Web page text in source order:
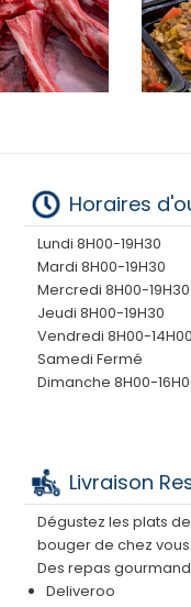
Horaires
Lundi 8H00-19H30
Mardi 8H00-19H30
Mercredi 8H00-19H30
Jeudi 8H00-19H30
Vendredi 8H00-14H00
Samedi Fermé
Dimanche 8H00-
Livraison
Dégustez les plats
bouger de chez vous.
Des repas
Deliveroo